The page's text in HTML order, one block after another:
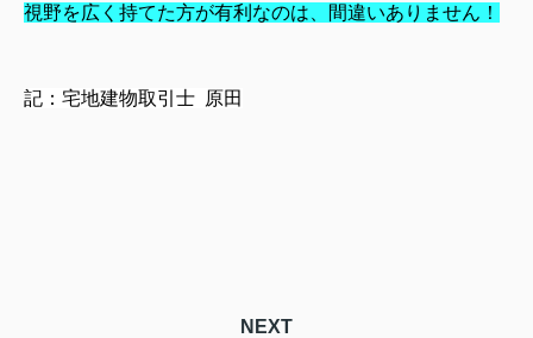
視野を広く持てた方が有利なのは、間違いありません！
記：宅地建物取引士 原田
NEXT